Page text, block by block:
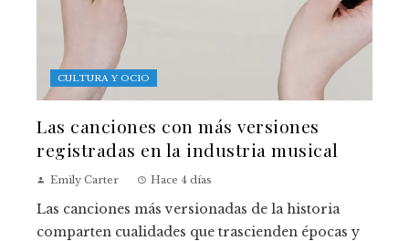
CULTURA Y OCIO
Las canciones con más versiones
registradas en la industria musical
Emily Carter Hace 4 días
Las canciones más versionadas de la historia
comparten cualidades que trascienden épocas y